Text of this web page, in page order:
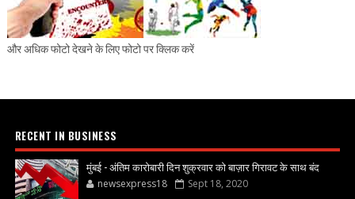
और अधिक फोटो देखने के लिए फोटो पर क्लिक करें
RECENT IN BUSINESS
मुंबई - अंतिम कारोबारी दिन शुक्रवार को बाज़ार गिरावट के साथ बंद
newsexpress18 Sept 18, 2020